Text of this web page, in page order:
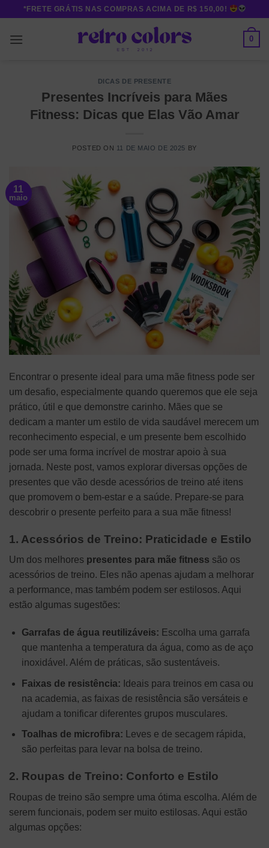
content
*FRETE GRÁTIS NAS COMPRAS ACIMA DE R$ 150,00!
0
DICAS DE PRESENTE
Presentes Incríveis para Mães
Fitness: Dicas que Elas Vão Amar
POSTED ON 11 DE MAIO DE 2025 BY
11
maio
Encontrar o presente ideal para uma mãe fitness pode ser
um desafio, especialmente quando queremos que ele seja
prático, útil e que demonstre carinho. Mães que se
dedicam a manter um estilo de vida saudável merecem um
reconhecimento especial, e um presente bem escolhido
pode ser uma forma incrível de mostrar apoio à sua
jornada. Neste post, vamos explorar diversas opções de
presentes que vão desde acessórios de treino até itens
que promovem o bem-estar e a saúde. Prepare-se para
descobrir o presente perfeito para a sua mãe fitness!
1. Acessórios de Treino: Praticidade e Estilo
Um dos melhores presentes para mãe fitness são os
acessórios de treino. Eles não apenas ajudam a melhorar
a performance, mas também podem ser estilosos. Aqui
estão algumas sugestões:
Garrafas de água reutilizáveis: Escolha uma garrafa
que mantenha a temperatura da água, como as de aço
inoxidável. Além de práticas, são sustentáveis.
Faixas de resistência: Ideais para treinos em casa ou
na academia, as faixas de resistência são versáteis e
ajudam a tonificar diferentes grupos musculares.
Toalhas de microfibra: Leves e de secagem rápida,
são perfeitas para levar na bolsa de treino.
2. Roupas de Treino: Conforto e Estilo
Roupas de treino são sempre uma ótima escolha. Além de
serem funcionais, podem ser muito estilosas. Aqui estão
algumas opções: